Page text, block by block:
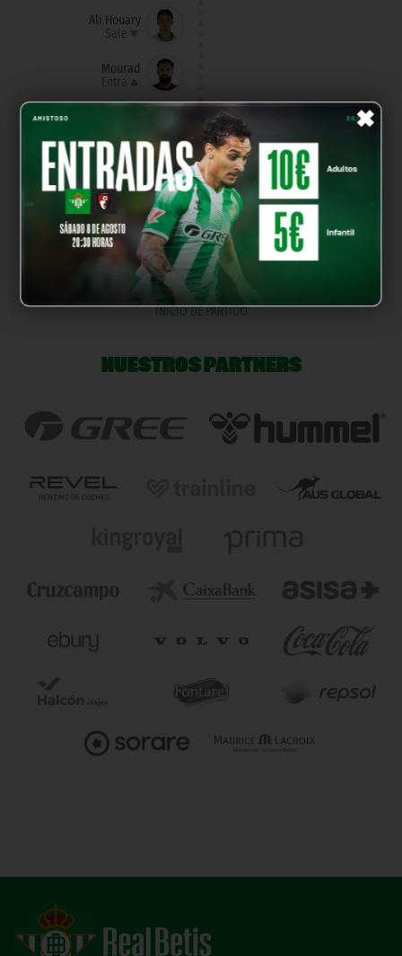
×
Ali Houary
Sale
Mourad
Entra
Jairo Izquierdo
Martim Neto
Entra
21'
Aitor Ruibal
Gol
R. Riquelme
INICIO DE PARTIDO
NUESTROS PARTNERS